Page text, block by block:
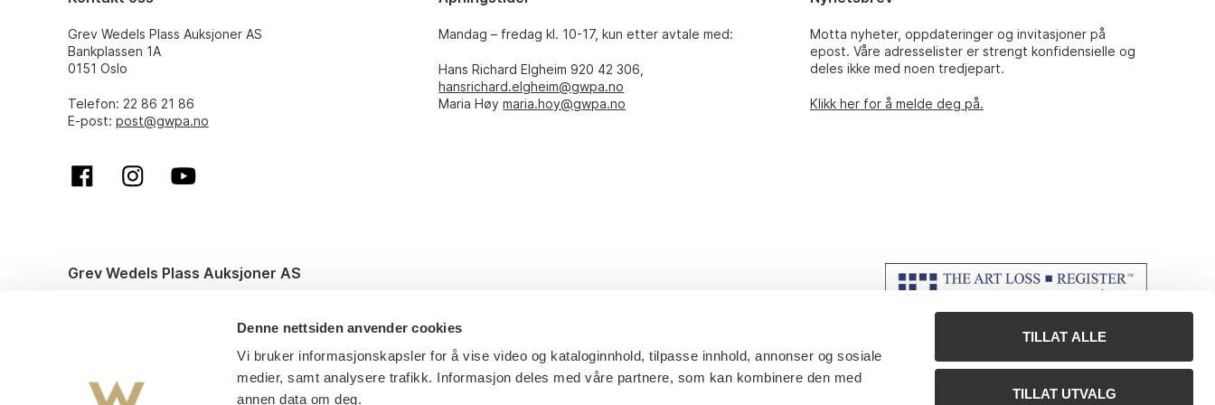
Denne nettsiden anvender cookies
Vi bruker informasjonskapsler for å vise video og kataloginnhold, tilpasse innhold, annonser og sosiale
medier, samt analysere trafikk. Informasjon deles med våre partnere, som kan kombinere den med
annen data om deg.
TILLAT ALLE
TILLAT UTVALG
Grev Wedels Plass Auksjoner AS
Bankplassen 1A
0151 Oslo
Telefon: 22 86 21 86
E-post: post@gwpa.no
Mandag – fredag kl. 10-17, kun etter avtale med:
Hans Richard Elgheim 920 42 306,
hansrichard.elgheim@gwpa.no
Maria Høymaria.hoy@gwpa.no
Motta nyheter, oppdateringer og invitasjoner på
epost. Våre adresselister er strengt konfidensielle og
deles ikke med noen tredjepart.
Klikk her for å melde deg på.
Grev Wedels Plass Auksjoner AS